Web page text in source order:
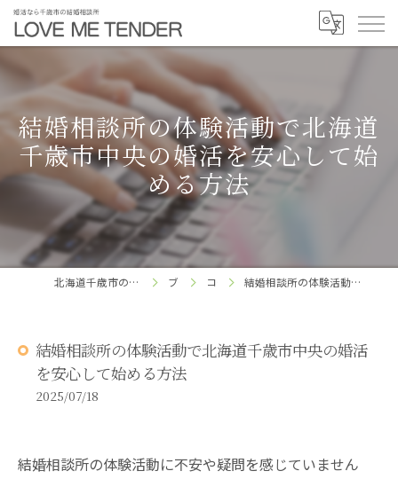
結婚相談所の体験活動で北海道
千歳市中央の婚活を安心して始
める方法
北海道千歳市の結婚相談所ならLOVE ME TENDER ブログ コラム 結婚相談所の体験活動で北海道千歳市中央の婚活を安心して始める方法
結婚相談所の体験活動で北海道千歳市中央の婚活
を安心して始める方法
2025/07/18
結婚相談所の体験活動に不安や疑問を感じていません